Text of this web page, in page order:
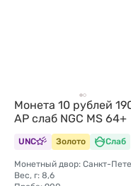
Монета 10 рублей
АР слаб NGC MS 64+
UNC Золото Слаб
Вес, г: 8,6